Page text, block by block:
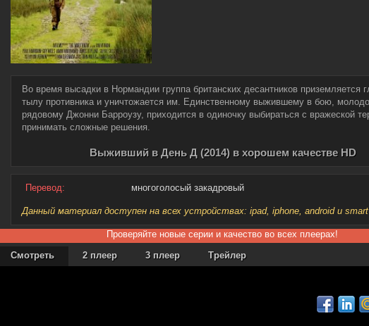
Во время высадки в Нормандии группа британских десантников приземляется
тылу противника и уничтожается им. Единственному выжившему в бою,
рядовому Джонни Барроузу, приходится в одиночку выбираться с вражеской
принимать сложные решения.
Выживший в День Д (2014) в хорошем качестве HD
Перевод: многоголосый закадровый
Данный материал доступен на всех устройствах: ipad, iphone, android и
Проверяйте новые серии и качество во всех плеерах!
Смотреть
2 плеер 3 плеер Трейлер